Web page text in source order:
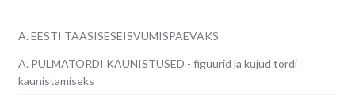
A. EESTI TAASISESEISVUMISPÄEVAKS
A. PULMATORDI KAUNISTUSED - figuurid ja kujud tordi
kaunistamiseks